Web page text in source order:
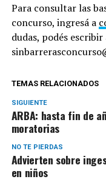
Para consultar las
concurso, ingresá a
dudas, podés escribir
TEMAS RELACIONADOS
SIGUIENTE
ARBA: hasta fin de
moratorias
NO TE PIERDAS
Advierten sobre
en niños